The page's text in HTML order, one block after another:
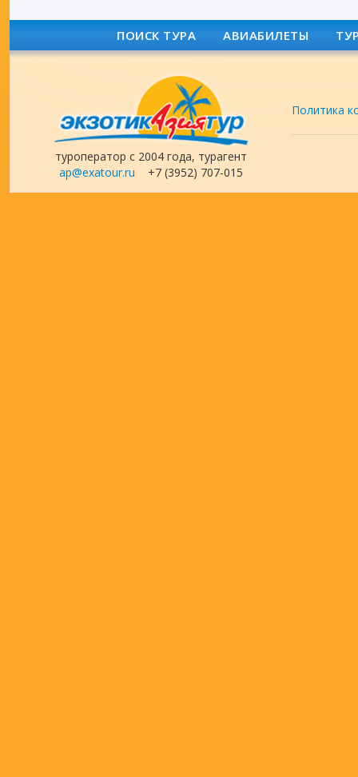
ПОИСК ТУРА АВИАБИЛЕТЫ
туроператор с 2004 года, турагент
ap@exatour.ru +7 (3952) 707-015
Политика